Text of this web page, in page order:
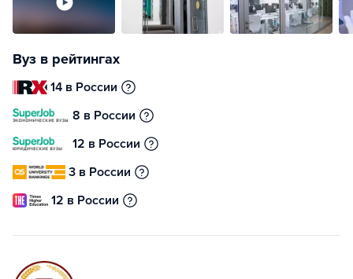
Вуз в рейтингах
14 в России
8 в России
12 в России
3 в России
12 в России